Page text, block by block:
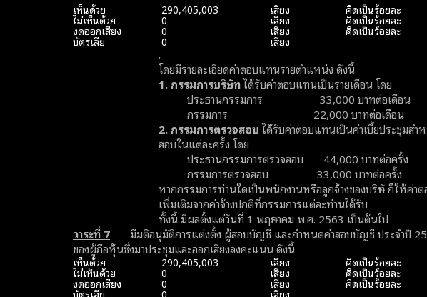
เห็นด้วย 290,405,003 เสียง คิดเป็นร้อยละ
ไม่เห็นด้วย 0 เสียง คิดเป็นร้อยละ
งดออกเสียง 0 เสียง คิดเป็นร้อยละ
บัตรเสีย 0 เสียง
.
โดยมีรายละเอียดค่าตอบแทนรายตำแหน่ง ดังนี้
1. กรรมการบริษัทได้รับค่าตอบแทนเป็นรายเดือน โดย
ประธานกรรมการ 33,000 บาทต่อเดือน
กรรมการ 22,000 บาทต่อเดือน
2. กรรมการตรวจสอบได้รับค่าตอบแทนเป็นค่าเบี้ยประชุมสำ
สอบในแต่ละครั้ง โดย
ประธานกรรมการตรวจสอบ 44,000 บาทต่อครั้ง
กรรมการตรวจสอบ 33,000 บาทต่อครั้ง
หากกรรมการท่านใดเป็นพนักงานหรือลูกจ้างของบริษัท ก็ให้ค่า
เพิ่มเติมจากค่าจ้างปกติที่กรรมการแต่ละท่านได้รับ
ทั้งนี้ มีผลตั้งแต่วันที่ 1 พฤษภาคม พ.ศ. 2563 เป็นต้นไป
วาระที่ 7
มีมติอนุมัติการแต่งตั้ง ผู้สอบบัญชี และกำหนดค่าสอบบัญชี ประจำปี
ของผู้ถือหุ้นซึ่งมาประชุมและออกเสียงลงคะแนน ดังนี้
เห็นด้วย 290,405,003 เสียง คิดเป็นร้อยละ
ไม่เห็นด้วย 0 เสียง คิดเป็นร้อยละ
งดออกเสียง 0 เสียง คิดเป็นร้อยละ